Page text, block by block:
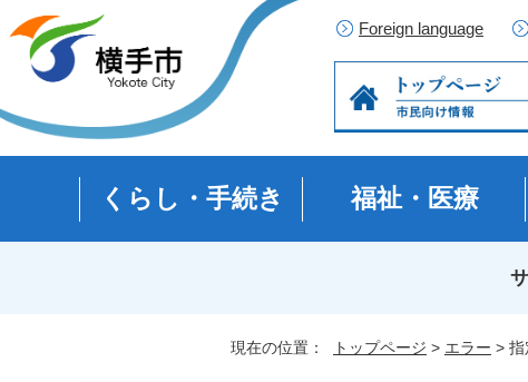
Foreign language
くらし・手続き 福祉・医療
現在の位置： トップページ > エラー > 指